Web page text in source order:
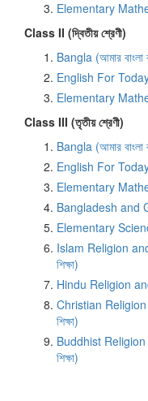
Elementary
Class II (দ্বিতীয় শ্রেণী)
Bangla (আমার বাংলা
English For Today
Elementary
Class III (তৃতীয় শ্রেণী)
Bangla (আমার বাংলা
English For Today
Elementary
Bangladesh and
Elementary
Islam Religion and
শিক্ষা)
Hindu Religion and
Christian Religion
শিক্ষা)
Buddhist Religion
শিক্ষা)